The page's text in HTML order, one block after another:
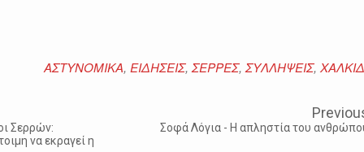
ΑΣΤΥΝΟΜΙΚΑ, ΕΙΔΗΣΕΙΣ, ΣΕΡΡΕΣ, ΣΥΛΛΗΨΕΙΣ,
Σερρών:
να εκραγεί η
Σοφά Λόγια - Η απληστία του